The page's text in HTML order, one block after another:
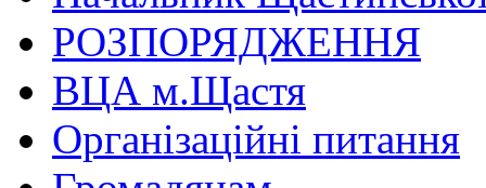
РОЗПОРЯДЖЕННЯ
ВЦА м.Щастя
Організаційні питання